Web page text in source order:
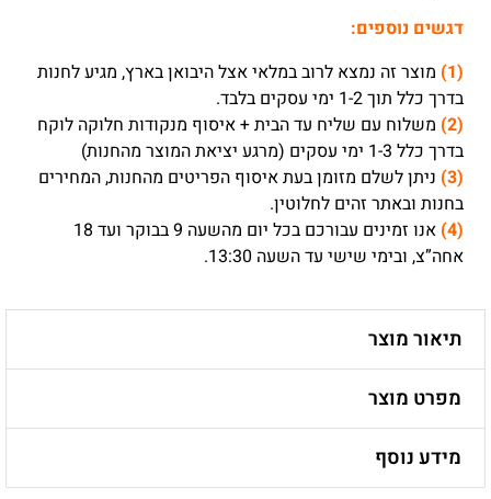
דגשים נוספים:
(1)
מוצר זה נמצא לרוב במלאי אצל היבואן בארץ, מגיע לחנות
בדרך כלל תוך 1-2 ימי עסקים בלבד.
(2)
משלוח עם שליח עד הבית + איסוף מנקודות חלוקה לוקח
בדרך כלל 1-3 ימי עסקים (מרגע יציאת המוצר מהחנות)
(3)
ניתן לשלם מזומן בעת איסוף הפריטים מהחנות, המחירים
בחנות ובאתר זהים לחלוטין.
(4)
אנו זמינים עבורכם בכל יום מהשעה 9 בבוקר ועד 18
אחה”צ, ובימי שישי עד השעה 13:30.
תיאור מוצר
מפרט מוצר
מידע נוסף